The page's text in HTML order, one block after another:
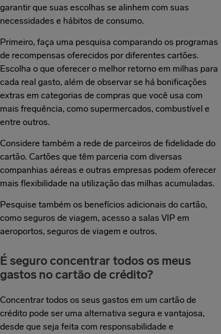
garantir que suas escolhas se alinhem com suas
necessidades e hábitos de consumo.
Primeiro, faça uma pesquisa comparando os programas
de recompensas oferecidos por diferentes cartões.
Escolha o que oferecer o melhor retorno em milhas para
cada real gasto, além de observar se há bonificações
extras em categorias de compras que você usa com
mais frequência, como supermercados, combustível e
entre outros.
Considere também a rede de parceiros de fidelidade do
cartão. Cartões que têm parceria com diversas
companhias aéreas e outras empresas podem oferecer
mais flexibilidade na utilização das milhas acumuladas.
Pesquise também os benefícios adicionais do cartão,
como seguros de viagem, acesso a salas VIP em
aeroportos, seguros de viagem e outros.
É seguro concentrar todos os meus
gastos no cartão de crédito?
Concentrar todos os seus gastos em um cartão de
crédito pode ser uma alternativa segura e vantajosa,
desde que seja feita com responsabilidade e